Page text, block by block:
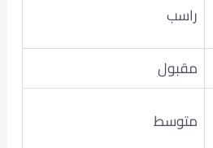
راسب
مقبول
متوسط